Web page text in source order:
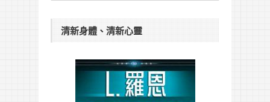
清新身體、清新心靈